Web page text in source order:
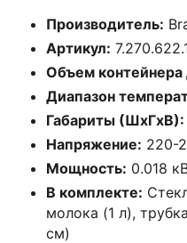
Производитель:
Артикул:
Объем контейнера
Диапазон
Габариты (ШхГхВ):
Напряжение: 220-
Мощность: 0.018
В комплекте:
молока (1 л),
см)